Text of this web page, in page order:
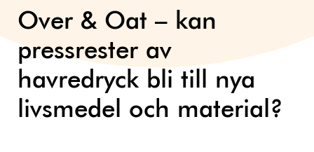
Over & Oat – kan
pressrester av
havredryck bli till nya
livsmedel och material?